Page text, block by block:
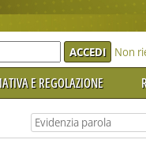
Non
E REGOLAZIONE